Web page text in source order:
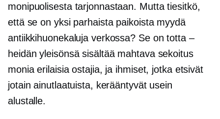
monipuolisesta tarjonnastaan. Mutta tiesitkö,
että se on yksi parhaista paikoista myydä
antiikkihuonekaluja verkossa? Se on totta –
heidän yleisönsä sisältää mahtava sekoitus
monia erilaisia ​​ostajia, ja ihmiset, jotka etsivät
jotain ainutlaatuista, kerääntyvät usein
alustalle.